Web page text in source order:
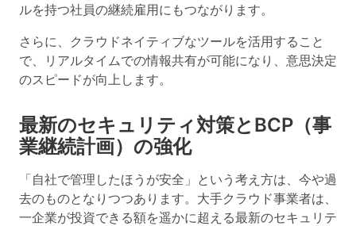
ルを持つ社員の継続雇用にもつながります。
さらに、クラウドネイティブなツールを活用すること
で、リアルタイムでの情報共有が可能になり、 意思決定
のスピードが向上 します。
最新のセキュリティ対策とBCP（事
業継続計画）の強化
「自社で管理したほうが安全」という考え方は、今や過
去のものとなりつつあります。大手クラウド事業者は、
一企業が投資できる額を遥かに超える最新のセキュリテ